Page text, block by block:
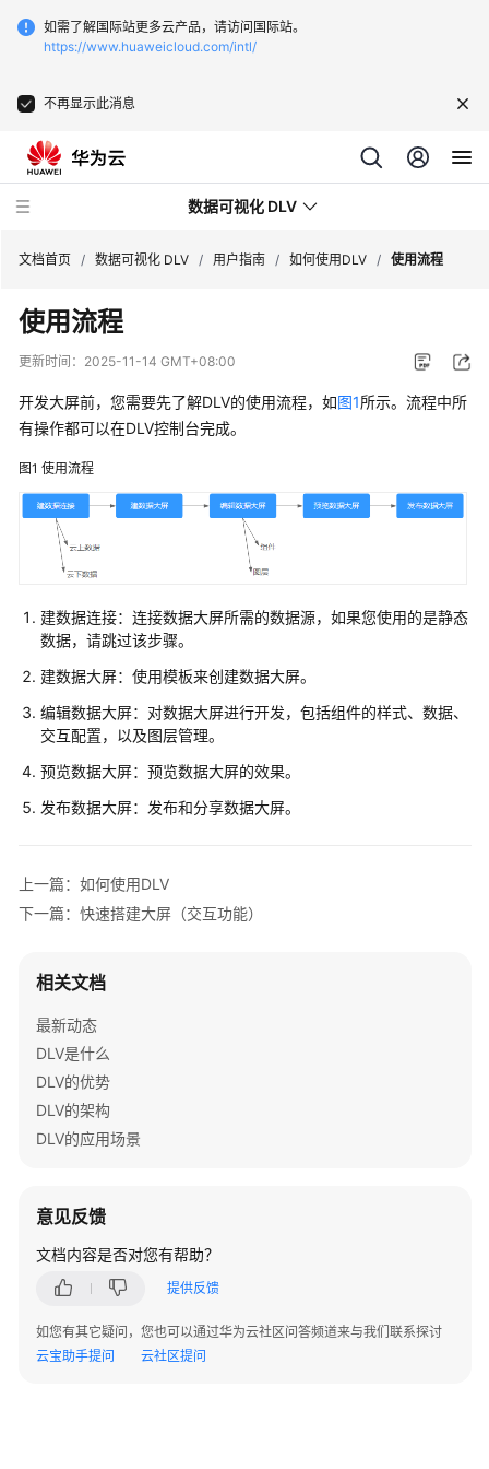
如需了解国际站更多云产品，请访问国际站。
https://www.huaweicloud.com/intl/
不再显示此消息
数据可视化 DLV
最
新
态
品
介
绍
指
南
备
工
作
DLV
台
简
如
使
用
DLV
使
程
快
速
建
大
文档首页 / 数据可视化 DLV / 用户指南 / 如何使用DLV / 使用流程
使用流程
更新时间： 2025-11-14 GMT+08:00
开发大屏前，您需要先了解DLV的使用流程，如图1所示。流程中所
有操作都可以在DLV控制台完成。
图1 使用流程
建数据连接：连接数据大屏所需的数据源，如果您使用的是静态
数据，请跳过该步骤。
建数据大屏：使用模板来创建数据大屏。
编辑数据大屏：对数据大屏进行开发，包括组件的样式、数据、
交互配置，以及图层管理。
预览数据大屏：预览数据大屏的效果。
发布数据大屏：发布和分享数据大屏。
上一篇：如何使用DLV
下一篇：快速搭建大屏（交互功能）
相关文档
最新动态
DLV是什么
DLV的优势
DLV的架构
DLV的应用场景
意见反馈
文档内容是否对您有帮助？
提供反馈
如您有其它疑问，您也可以通过华为云社区问答频道来与我们联系探讨
云宝助手提问
云社区提问